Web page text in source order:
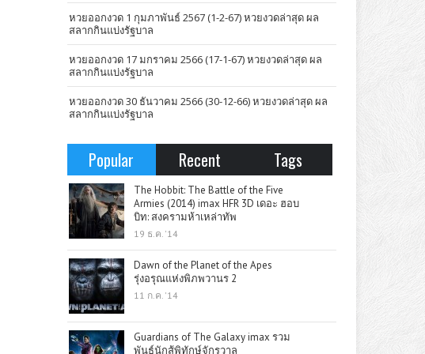
หวยออกงวด 1 กุมภาพันธ์ 2567 (1-2-67) หวยงวดล่าสุด ผล
สลากกินแบ่งรัฐบาล
หวยออกงวด 17 มกราคม 2566 (17-1-67) หวยงวดล่าสุด ผล
สลากกินแบ่งรัฐบาล
หวยออกงวด 30 ธันวาคม 2566 (30-12-66) หวยงวดล่าสุด ผล
สลากกินแบ่งรัฐบาล
Popular Recent Tags
The Hobbit: The Battle of the Five
Armies (2014) imax HFR 3D เดอะ ฮอบ
บิท: สงครามห้าเหล่าทัพ
19 ธ.ค. '14
Dawn of the Planet of the Apes
รุ่งอรุณแห่งพิภพวานร 2
11 ก.ค. '14
Guardians of The Galaxy imax รวม
พันธุ์นักสู้พิทักษ์จักรวาล